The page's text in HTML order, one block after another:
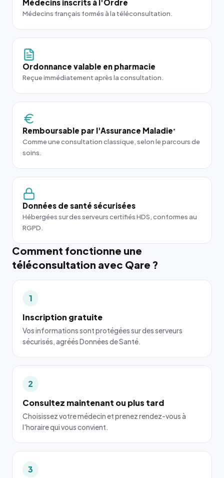
Médecins inscrits à l'Ordre
Médecins français formés à la téléconsultation.
Ordonnance valable en pharmacie
Reçue immédiatement après la consultation.
Remboursable par l'Assurance Maladie*
Comme une consultation classique, selon le parcours de
soins.
Données de santé sécurisées
Hébergées sur des serveurs certifiés HDS, conformes au
RGPD.
Comment fonctionne une
téléconsultation avec Qare ?
1
Inscription gratuite
Vos informations sont protégées sur des serveurs
sécurisés, agréés Données de Santé.
2
Consultez maintenant ou plus tard
Choisissez votre médecin et prenez rendez-vous à
l'horaire qui vous convient.
3